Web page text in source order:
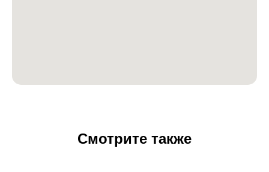
Смотрите также